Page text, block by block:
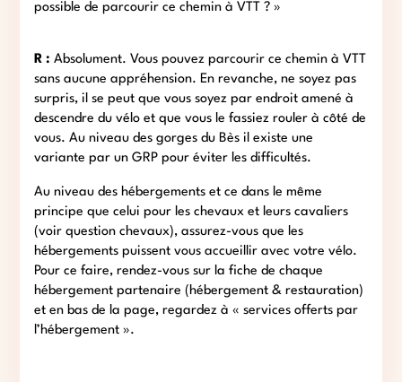
possible de parcourir ce chemin à VTT ? »
R :Absolument. Vous pouvez parcourir ce chemin à VTT
sans aucune appréhension. En revanche, ne soyez pas
surpris, il se peut que vous soyez par endroit amené à
descendre du vélo et que vous le fassiez rouler à côté de
vous. Au niveau des gorges du Bès il existe une
variante par un GRP pour éviter les difficultés.
Au niveau des hébergements et ce dans le même
principe que celui pour les chevaux et leurs cavaliers
(voir question chevaux), assurez-vous que les
hébergements puissent vous accueillir avec votre vélo.
Pour ce faire, rendez-vous sur la fiche de chaque
hébergement partenaire (hébergement & restauration)
et en bas de la page, regardez à « services offerts par
l’hébergement ».